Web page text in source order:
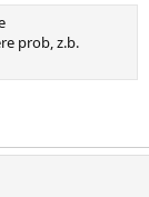
prob, z.b.